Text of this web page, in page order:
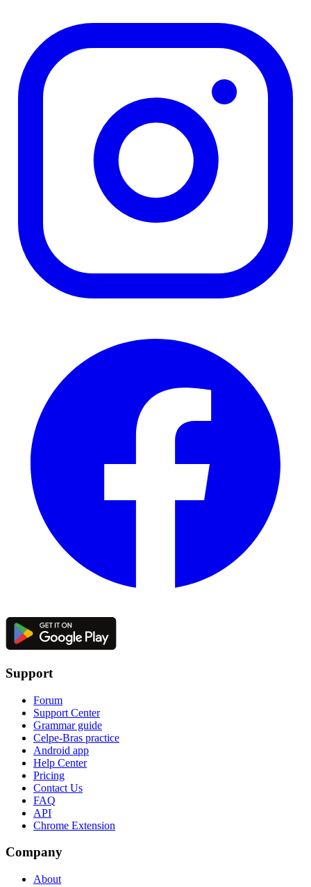
Support
Forum
Support Center
Grammar guide
Celpe-Bras practice
Android app
Help Center
Pricing
Contact Us
FAQ
API
Chrome Extension
Company
About